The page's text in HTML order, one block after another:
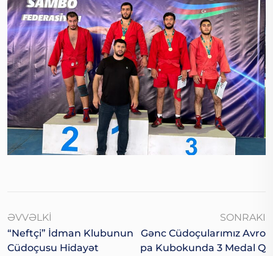
ƏVVƏLKI
“Neftçi” İdman Klubunun
Cüdoçusu Hidayət
SONRAKI
Gənc Cüdoçularımız Avro
Pa Kubokunda 3 Medal Q